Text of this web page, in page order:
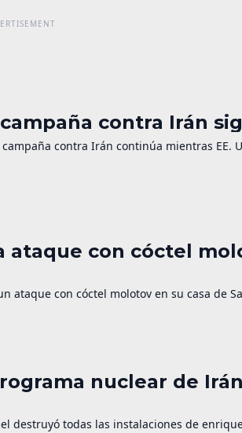
contra Irán
contra Irán continúa mientras EE.
ataque con cóctel
ataque con cóctel molotov en su casa de
nuclear de
destruyó todas las instalaciones de